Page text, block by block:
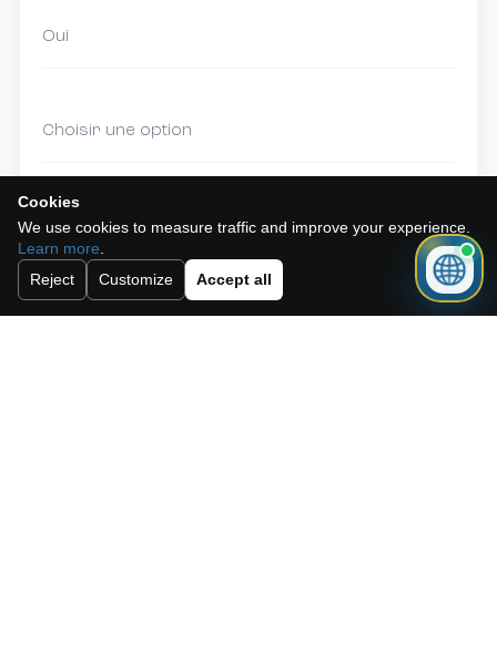
J'accepte lapolitique des cookieset les
Cookies
We use cookies to measure traffic and improve your experience.
Learn more
Reject
Customize Accept all